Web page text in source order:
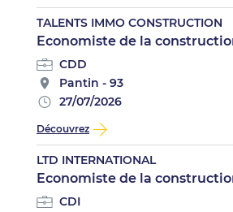
TALENTS IMMO CONSTRUCTION
Economiste de la
CDD
Pantin - 93
27/07/2026
Découvrez
LTD INTERNATIONAL
Economiste de la
CDI